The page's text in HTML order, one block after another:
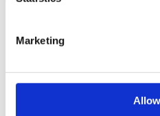
Marketing
Référence
Objectif
Région Estoril, Cascais,
District Lisboa